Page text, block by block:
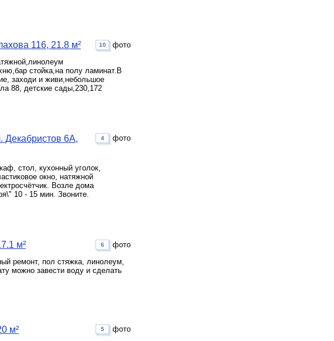
116, 21.8 м²
стойка,на полу ламинат.В
заходи и живи,небольшое
88, детские сады,230,172
10 фото
Декабристов 6А,
стол, кухонный уголок,
окно, натяжной
Возле дома
10 - 15 мин. Звоните.
4 фото
м²
ремонт, пол стяжка, линолеум,
можно завести воду и сделать
6 фото
м² 5 фото